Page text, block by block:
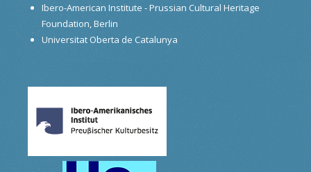
Ibero-American Institute - Prussian Cultural Heritage
Foundation, Berlin
Universitat Oberta de Catalunya